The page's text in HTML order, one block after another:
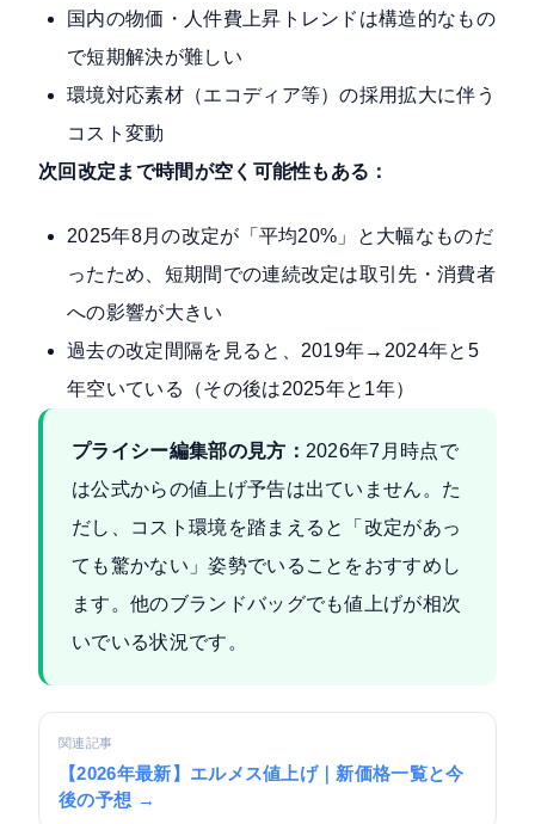
国内の物価・人件費上昇トレンドは構造的なもの
で短期解決が難しい
環境対応素材（エコディア等）の採用拡大に伴う
コスト変動
次回改定まで時間が空く可能性もある：
2025年8月の改定が「平均20%」と大幅なものだ
ったため、短期間での連続改定は取引先・消費者
への影響が大きい
過去の改定間隔を見ると、2019年→2024年と5
年空いている（その後は2025年と1年）
プライシー編集部の見方： 2026年7月時点で
は公式からの値上げ予告は出ていません。た
だし、コスト環境を踏まえると「改定があっ
ても驚かない」姿勢でいることをおすすめし
ます。他のブランドバッグでも値上げが相次
いでいる状況です。
関連記事
【2026年最新】エルメス値上げ｜新価格一覧と今
後の予想 →